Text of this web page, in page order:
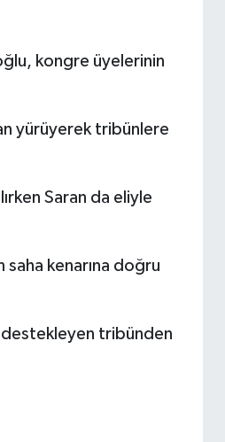
kongre üyelerinin
yürüyerek tribünlere
Saran da eliyle
saha kenarına doğru
destekleyen tribünden